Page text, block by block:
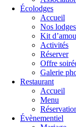
Écolodges
Accueil
Nos lodges
Kit
Activités
Réserver
Offre
Galerie
Restaurant
Accueil
Menu
Évènementiel